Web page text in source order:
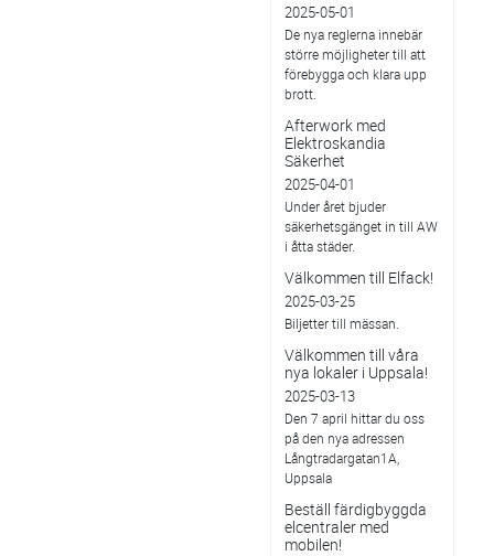
2025-05-01
De nya reglerna innebär
större möjligheter till att
förebygga och klara upp
brott.
Afterwork med
Elektroskandia
Säkerhet
2025-04-01
Under året bjuder
säkerhetsgänget in till AW
i åtta städer.
Välkommen till Elfack!
2025-03-25
Biljetter till mässan.
Välkommen till våra
nya lokaler i Uppsala!
2025-03-13
Den 7 april hittar du oss
på den nya adressen
Långtradargatan1A,
Uppsala
Beställ färdigbyggda
elcentraler med
mobilen!